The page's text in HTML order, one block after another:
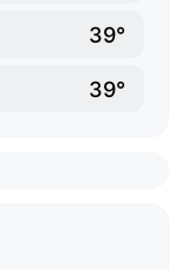
39°
39°